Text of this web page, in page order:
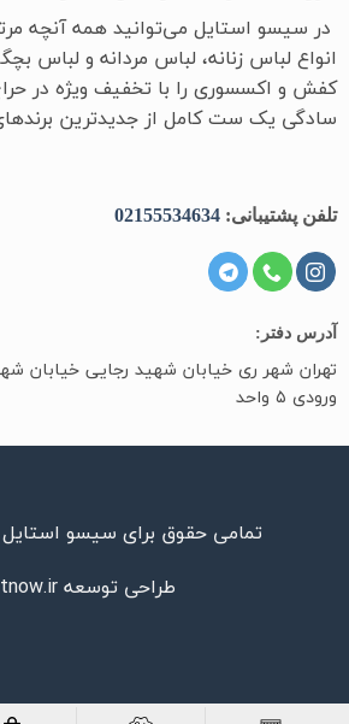
در سیسو ‌استایل می‌توانید همه آنچه
انواع لباس زنانه، لباس مردانه و لباس
کفش و اکسسوری را با تخفیف ویژه در
سادگی یک ست کامل از جدیدترین‌ برندهای
تلفن پشتیبانی:02155534634
آدرس دفتر:
تهران شهر ری خیابان شهید رجایی خیابان
ورودی ۵ واحد
تمامی حقوق برای سیسو
طراحی توسعه